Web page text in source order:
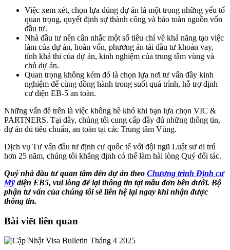
Việc xem xét, chọn lựa đúng dự án là một trong những yếu tố
quan trọng, quyết định sự thành công và bảo toàn nguồn vốn
đầu tư.
Nhà đầu tư nên cân nhắc một số tiêu chí về khả năng tạo việc
làm của dự án, hoàn vốn, phương án tái đầu tư khoản vay,
tính khả thi của dự án, kinh nghiệm của trung tâm vùng và
chủ dự án.
Quan trọng không kém đó là chọn lựa nơi tư vấn đầy kinh
nghiệm để cùng đồng hành trong suốt quá trình, hỗ trợ định
cư diện EB-5 an toàn.
Những vấn đề trên là việc không hề khó khi bạn lựa chọn VIC &
PARTNERS. Tại đây, chúng tôi cung cấp đầy đủ những thông tin,
dự án đủ tiêu chuẩn, an toàn tại các Trung tâm Vùng.
Dịch vụ Tư vấn đầu tư định cư quốc tế với đội ngũ Luật sư di trú
hơn 25 năm, chúng tôi khẳng định có thể làm hài lòng Quý đối tác.
Quý nhà đầu tư quan tâm đến dự án theo Chương trình Định cư
Mỹdiện EB5, vui lòng để lại thông tin tại mẫu đơn bên dưới. Bộ
phận tư vấn của chúng tôi sẽ liên hệ lại ngay khi nhận được
thông tin.
Bài viết liên quan